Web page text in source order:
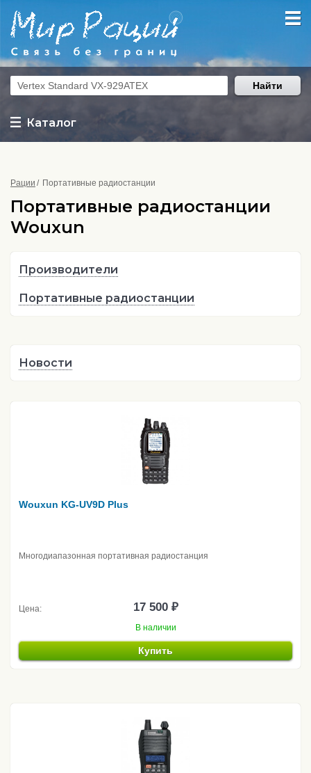
Каталог
Найти
Рации Портативные радиостанции
Портативные радиостанции
Wouxun
Производители
Портативные радиостанции
Новости
Wouxun KG-UV9D Plus
Многодиапазонная портативная радиостанция
Цена: 17 500 ₽
В наличии
Купить